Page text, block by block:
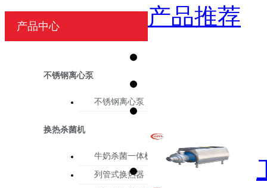
产品中心
不锈钢离心泵
不锈钢离心泵
换热杀菌机
牛奶杀菌一体机
列管式换热器
产品推荐